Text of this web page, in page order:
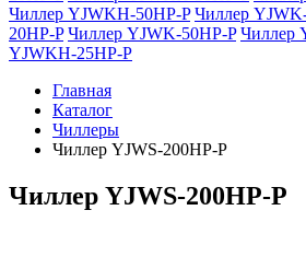
Чиллер YJWKH-50HP-P Чиллер
20HP-P Чиллер YJWK-50HP-P Чиллер
YJWKH-25HP-P
Главная
Каталог
Чиллеры
Чиллер YJWS-200HP-P
Чиллер YJWS-200HP-P